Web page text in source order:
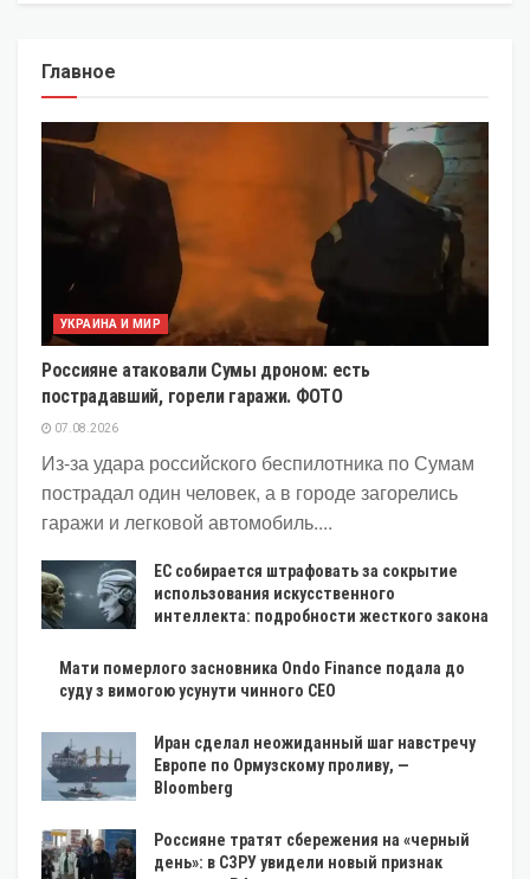
Главное
УКРАИНА И МИР
Россияне атаковали Сумы дроном: есть
пострадавший, горели гаражи. ФОТО
07.08.2026
Из-за удара российского беспилотника по Сумам
пострадал один человек, а в городе загорелись
гаражи и легковой автомобиль....
ЕС собирается штрафовать за сокрытие
использования искусственного
интеллекта: подробности жесткого закона
Мати померлого засновника Ondo Finance подала до
суду з вимогою усунути чинного CEO
Иран сделал неожиданный шаг навстречу
Европе по Ормузскому проливу, —
Bloomberg
Россияне тратят сбережения на «черный
день»: в СЗРУ увидели новый признак